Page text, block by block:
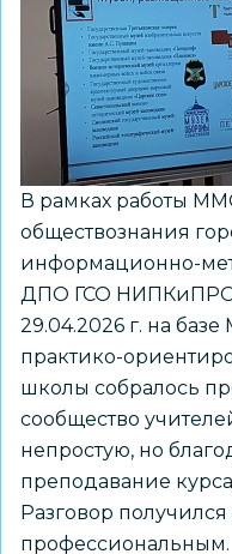
сессии
в
ДОУ
421
В рамках работы
обществознания
информационно-
ДПО ГСО
29.04.2026 г. на
практико-
школы собралось
сообщество
непростую, но
преподавание
Разговор
профессиональным.